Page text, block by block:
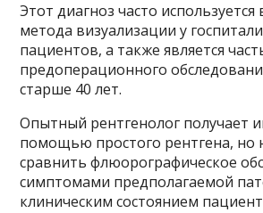
Этот диагноз часто используется
метода визуализации у
пациентов, а также является
предоперационного
старше 40 лет.
Опытный рентгенолог получает
помощью простого рентгена, но
сравнить флюорографическое
симптомами предполагаемой
клиническим состоянием